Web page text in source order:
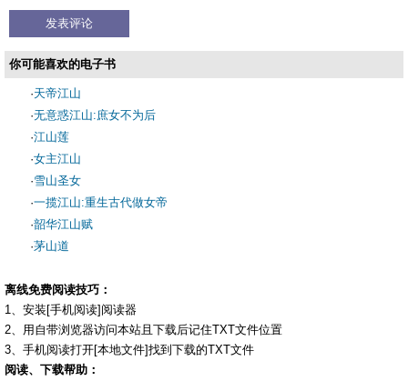
你可能喜欢的电子书
·天帝江山
·无意惑江山:庶女不为后
·江山莲
·女主江山
·雪山圣女
·一揽江山:重生古代做女帝
·韶华江山赋
·茅山道
离线免费阅读技巧：
1、安装[手机阅读]阅读器
2、用自带浏览器访问本站且下载后记住TXT文件位置
3、手机阅读打开[本地文件]找到下载的TXT文件
阅读、下载帮助：